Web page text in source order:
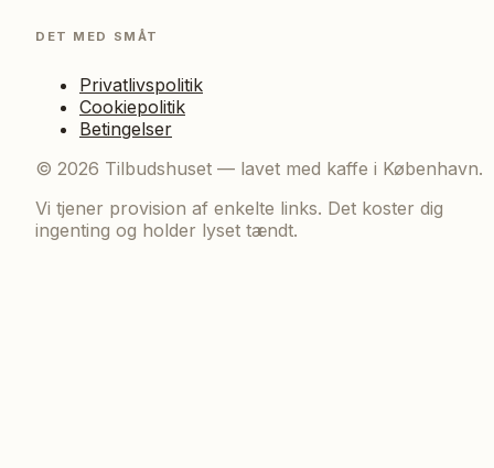
DET MED SMÅT
Privatlivspolitik
Cookiepolitik
Betingelser
© 2026 Tilbudshuset — lavet med kaffe i København.
Vi tjener provision af enkelte links. Det koster dig
ingenting og holder lyset tændt.